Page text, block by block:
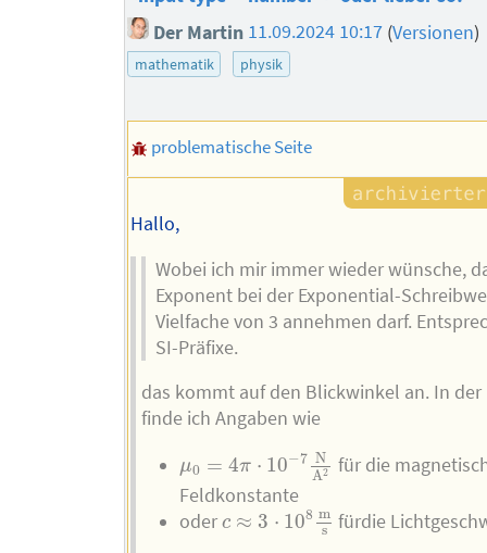
Der Martin 11.09.2024 10:17 (Versionen)
mathematik physik
problematische Seite
Hallo,
Wobei ich mir immer wieder wünsche,
Exponent bei der Exponential-
Vielfache von 3 annehmen darf.
SI-Präfixe.
das kommt auf den Blickwinkel an. In der
finde ich Angaben wie
μ0 = 4π ⋅ 10−7 N
A2
⋅ −7 NA2
für die
Feldkonstante
oder c ≈ 3 ⋅ 108 m
s
c≈3⋅108ms fürdie